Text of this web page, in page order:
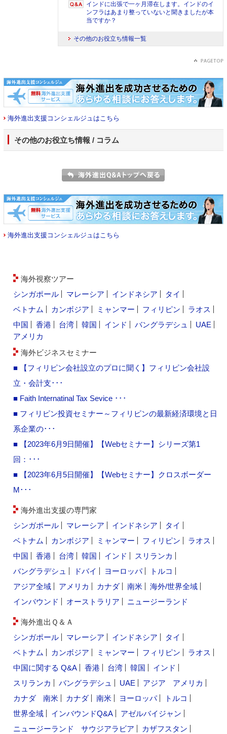
インドに出張で一ヶ月滞在します。インドのイ
ンフラはあまり整っていないと聞きましたが本
当ですか？
その他のお役立ち情報一覧
海外進出支援コンシェルジュはこちら
その他のお役立ち情報 / コラム
海外進出支援コンシェルジュはこちら
海外視察ツアー
シンガポール
マレーシア インドネシア
タイ
ベトナム
カンボジア ミャンマー フィリピン
ラオス
中国
香港 台湾 韓国 インド バングラデシュ
UAE
アメリカ
海外ビジネスセミナー
■ 【フィリピン会社設立のプロに聞く】フィリピン会社設
立・会計支･･･
■ Faith Internatinal Tax Sevice ･･･
■ フィリピン投資セミナー～フィリピンの最新経済環境と日
系企業の･･･
■ 【2023年6月9日開催】【Webセミナー】シリーズ第1
回：･･･
■ 【2023年6月5日開催】【Webセミナー】クロスボーダー
M･･･
海外進出支援の専門家
シンガポール
マレーシア インドネシア
タイ
ベトナム
カンボジア ミャンマー フィリピン
ラオス
中国
香港 台湾 韓国 インド
スリランカ
バングラデシュ
ドバイ ヨーロッパ
トルコ
アジア全域
アメリカ カナダ 南米
海外/世界全域
インバウンド
オーストラリア ニュージーランド
海外進出Ｑ＆Ａ
シンガポール
マレーシア インドネシア
タイ
ベトナム
カンボジア ミャンマー フィリピン
ラオス
中国に関する Q&A
香港 台湾 韓国
インド
スリランカ
バングラデシュ UAE アジア
アメリカ
カナダ
南米 カナダ 南米 ヨーロッパ
トルコ
世界全域
インバウンドQ&A
アゼルバイジャン
ニュージーランド
サウジアラビア カザフスタン